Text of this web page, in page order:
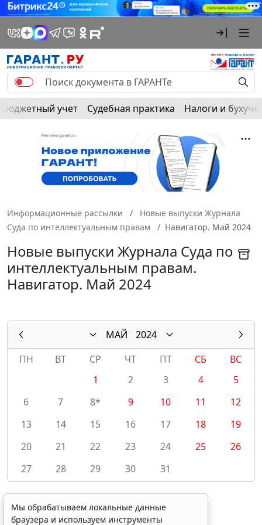
Бюджетный учет Судебная практика Налоги и
Информационные рассылки
Новые выпуски Журнала
Суда по интеллектуальным правам
Навигатор. Май 2024
Новые выпуски Журнала Суда по
интеллектуальным правам.
Навигатор. Май 2024
МАЙ
2024
ПН
ВТ СР ЧТ ПТ СБ
ВС
1
2 3 4
5
6
7 8* 9 10 11
12
13
14 15 16 17 18
19
20
21 22 23 24 25
26
27
28 29 30 31
Мы обрабатываем локальные данные
браузера и используем инструменты